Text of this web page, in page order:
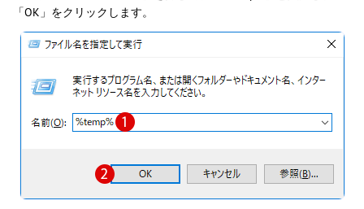
「OK」をクリックします。